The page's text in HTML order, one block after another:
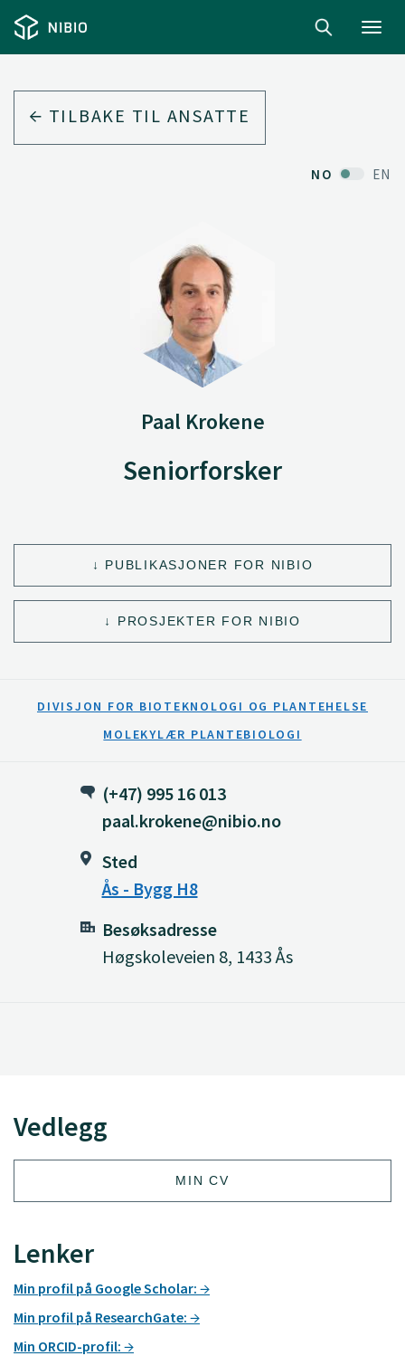
TILBAKE TIL ANSATTE
NO EN
Paal Krokene
Seniorforsker
PUBLIKASJONER FOR NIBIO
PROSJEKTER FOR NIBIO
DIVISJON FOR BIOTEKNOLOGI OG PLANTEHELSE
MOLEKYLÆR PLANTEBIOLOGI
(+47) 995 16 013
paal.krokene@nibio.no
Sted
Ås - Bygg H8
Besøksadresse
Høgskoleveien 8, 1433 Ås
Vedlegg
MIN CV
Lenker
Min profil på Google Scholar:
Min profil på ResearchGate:
Min ORCID-profil: